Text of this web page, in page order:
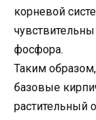
корневой
фосфора.
Таким
базовые
растительный